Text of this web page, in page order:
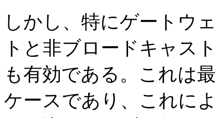
しかし、特にゲートウ
トと非ブロードキャス
も有効である。これは
ケースであり、これに